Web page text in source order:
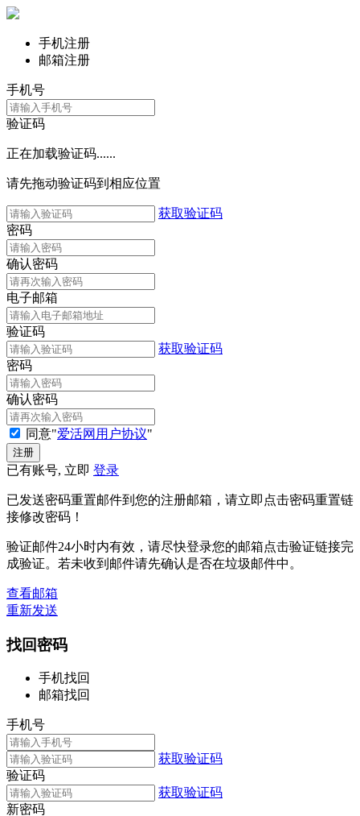
手机注册
邮箱注册
手机号
验证码
正在加载验证码......
请先拖动验证码到相应位置
获取验证码
密码
确认密码
电子邮箱
验证码
获取验证码
密码
确认密码
同意"爱活网用户协议"
已有账号, 立即 登录
已发送密码重置邮件到您的注册邮箱，请立即点击密码重置链
接修改密码！
验证邮件24小时内有效，请尽快登录您的邮箱点击验证链接完
成验证。若未收到邮件请先确认是否在垃圾邮件中。
查看邮箱
重新发送
找回密码
手机找回
邮箱找回
手机号
获取验证码
验证码
获取验证码
新密码